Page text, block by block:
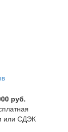
руб.
или СДЭК